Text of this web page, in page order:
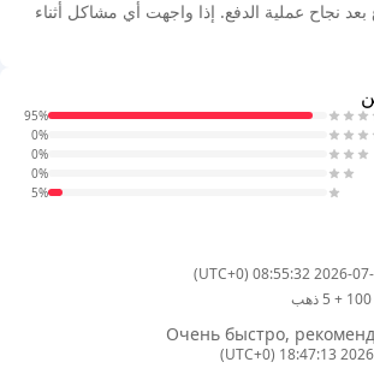
بعد نجاح عملية الدفع. إذا واجهت أي مشاكل أثناء
95%
0%
0%
0%
5%
2026-07-18 08:55:32
100 + 5 ذهب
Очень быстро,
2026-08-07